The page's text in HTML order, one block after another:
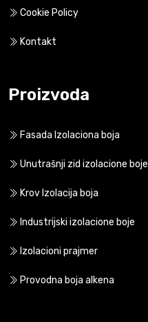
Cookie Policy
Kontakt
Proizvoda
Fasada Izolaciona boja
Unutrašnji zid izolacione boje
Krov Izolacija boja
Industrijski izolacione boje
Izolacioni prajmer
Provodna boja alkena